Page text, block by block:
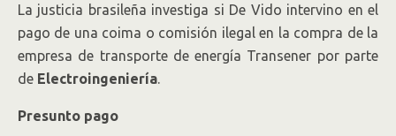
La justicia brasileña investiga si De Vido intervino en el
pago de una coima o comisión ilegal en la compra de la
empresa de transporte de energía Transener por parte
de Electroingeniería.
Presunto pago